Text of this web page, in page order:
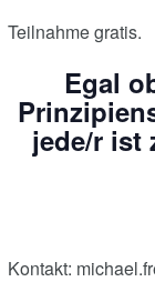
Teilnahme gratis.
Egal
jede/r ist
Kontakt: